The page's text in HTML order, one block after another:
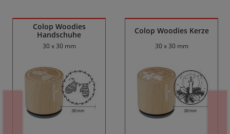
Colop Woodies
Handschuhe
30 x 30 mm
Colop Woodies Kerze
30 x 30 mm